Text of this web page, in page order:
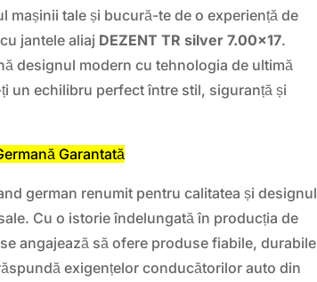
mașinii tale și bucură-te de o experiență de
jantele aliaj DEZENT TR silver 7.00×17.
designul modern cu tehnologia de ultimă
un echilibru perfect între stil, siguranță și
Garantată
german renumit pentru calitatea și designul
Cu o istorie îndelungată în producția de
angajează să ofere produse fiabile, durabile
exigențelor conducătorilor auto din